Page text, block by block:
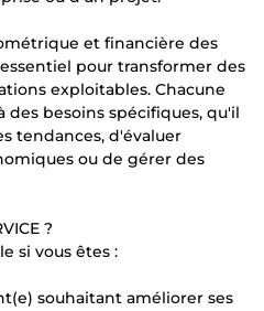
et financière des
pour transformer des
exploitables. Chacune
besoins spécifiques, qu'il
tendances, d'évaluer
ou de gérer des
?
si vous êtes :
souhaitant améliorer ses